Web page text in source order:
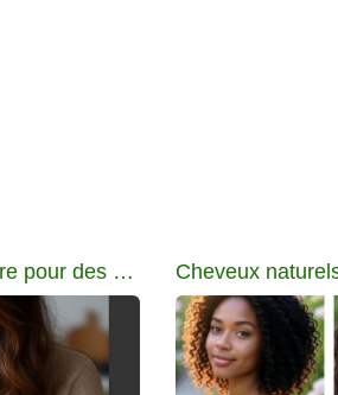
Du vinaigre de cidre pour des cheveux doux